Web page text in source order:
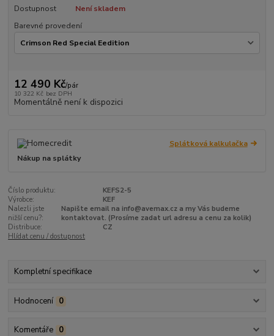
Dostupnost
Není skladem
Barevné provedení
12 490 Kč/pár
10 322 Kč bez DPH
Momentálně není k dispozici
Splátková kalkulačka
Nákup na splátky
Číslo produktu:
KEFS2-5
Výrobce:
KEF
Nalezli jste
nižší cenu?:
Napište email na info@avemax.cz a my Vás budeme
kontaktovat. (Prosíme zadat url adresu a cenu za kolik)
Distribuce:
CZ
Hlídat cenu / dostupnost
Kompletní specifikace
Hodnocení 0
Komentáře 0